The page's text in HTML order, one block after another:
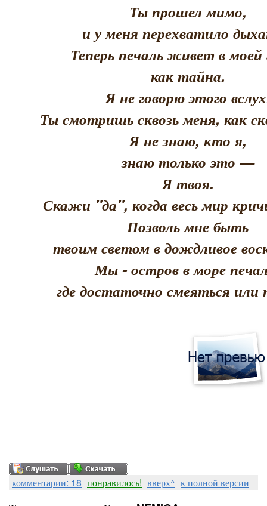
Ты прошел мимо,
и у меня перехватило
Теперь печаль живет в моей
как тайна.
Я не говорю этого
Ты смотришь сквозь меня, как
Я не знаю, кто я,
знаю только это —
Я твоя.
Скажи "да", когда весь мир
Позволь мне быть
твоим светом в дождливое
Мы - остров в море
где достаточно смеяться или
комментарии: 18 понравилось! вверх^ к полной версии